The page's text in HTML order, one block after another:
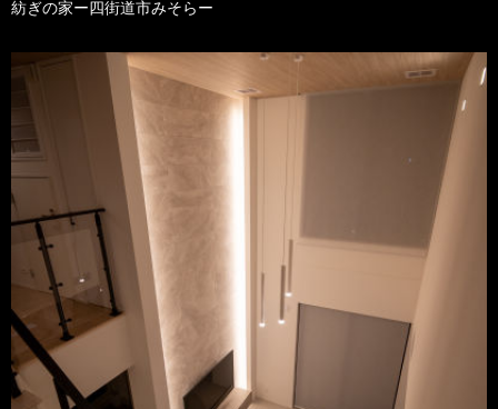
紡ぎの家ー四街道市みそらー